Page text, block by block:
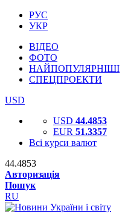
РУС
УКР
ВІДЕО
ФОТО
НАЙПОПУЛЯРНІШІ
СПЕЦПРОЕКТИ
USD
USD 44.4853
EUR 51.3357
Всі курси валют
44.4853
Авторизація
Пошук
RU